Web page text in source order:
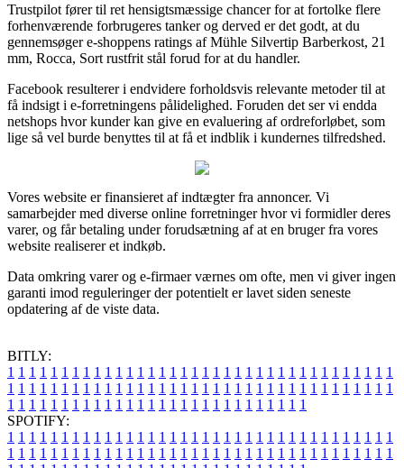
Trustpilot fører til ret hensigtsmæssige chancer for at fortolke flere
forhenværende forbrugeres tanker og derved er det godt, at du
gennemsøger e-shoppens ratings af Mühle Silvertip Barberkost, 21
mm, Rocca, Sort rustfrit stål forud for at du handler.
Facebook resulterer i endvidere forholdsvis relevante metoder til at
få indsigt i e-forretningens pålidelighed. Foruden det ser vi endda
netshops hvor kunder kan give en evaluering af ordreforløbet, som
lige så vel burde benyttes til at få et indblik i kundernes tilfredshed.
Vores website er finansieret af indtægter fra annoncer. Vi
samarbejder med diverse online forretninger hvor vi formidler deres
varer, og får betaling under forudsætning af at en bruger fra vores
website realiserer et indkøb.
Data omkring varer og e-firmaer værnes om ofte, men vi giver ingen
garanti imod reguleringer der potentielt er lavet siden seneste
opdatering af de viste data.
BITLY:
1 1 1 1 1 1 1 1 1 1 1 1 1 1 1 1 1 1 1 1 1 1 1 1 1 1 1 1 1 1 1 1 1 1 1 1
1 1 1 1 1 1 1 1 1 1 1 1 1 1 1 1 1 1 1 1 1 1 1 1 1 1 1 1 1 1 1 1 1 1 1 1
1 1 1 1 1 1 1 1 1 1 1 1 1 1 1 1 1 1 1 1 1 1 1 1 1 1 1 1
SPOTIFY:
1 1 1 1 1 1 1 1 1 1 1 1 1 1 1 1 1 1 1 1 1 1 1 1 1 1 1 1 1 1 1 1 1 1 1 1
1 1 1 1 1 1 1 1 1 1 1 1 1 1 1 1 1 1 1 1 1 1 1 1 1 1 1 1 1 1 1 1 1 1 1 1